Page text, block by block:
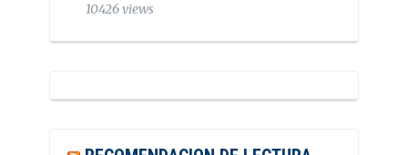
10426 views